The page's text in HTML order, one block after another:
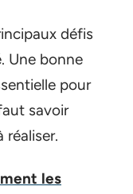
défis
Une bonne
pour
savoir
réaliser.
les